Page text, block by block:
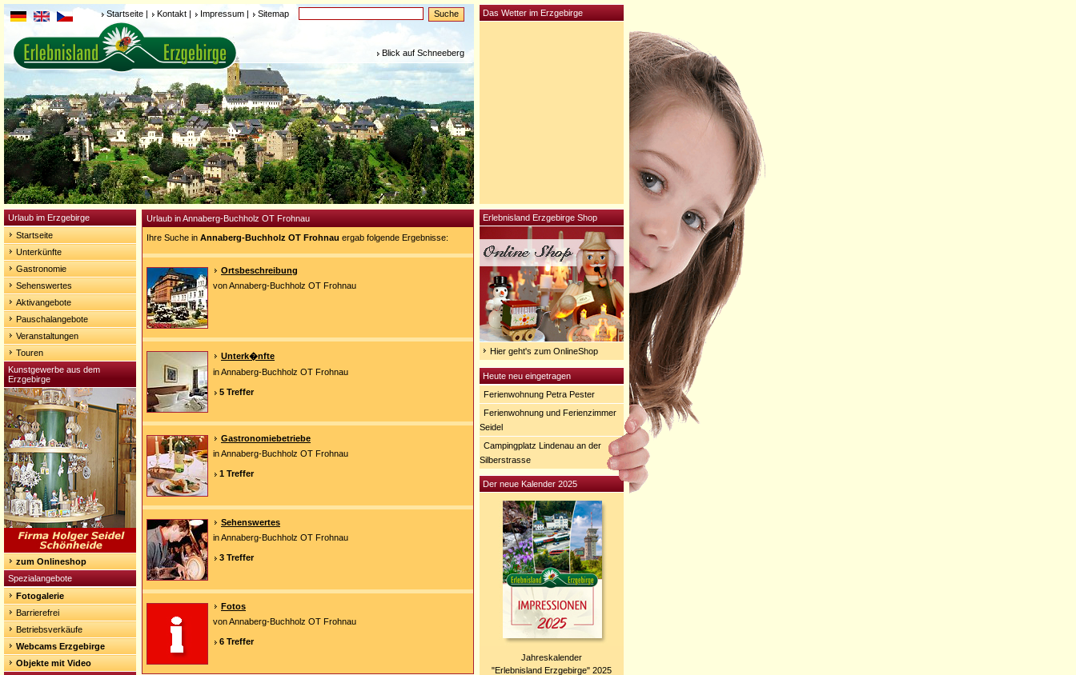
Startseite | Kontakt | Impressum | Sitemap
Blick auf Schneeberg
Urlaub im Erzgebirge
Startseite
Unterkünfte
Gastronomie
Sehenswertes
Aktivangebote
Pauschalangebote
Veranstaltungen
Touren
Kunstgewerbe aus dem
Erzgebirge
zum Onlineshop
Spezialangebote
Fotogalerie
Barrierefrei
Betriebsverkäufe
Webcams Erzgebirge
Objekte mit Video
Urlaub in Annaberg-Buchholz OT Frohnau
Ihre Suche in Annaberg-Buchholz OT Frohnau ergab folgende Ergebnisse:
Ortsbeschreibung
von Annaberg-Buchholz OT Frohnau
Unterk�nfte
in Annaberg-Buchholz OT Frohnau
5 Treffer
Gastronomiebetriebe
in Annaberg-Buchholz OT Frohnau
1 Treffer
Sehenswertes
in Annaberg-Buchholz OT Frohnau
3 Treffer
Fotos
von Annaberg-Buchholz OT Frohnau
6 Treffer
Erlebnisland Erzgebirge Shop
Hier geht's zum OnlineShop
Heute neu eingetragen
Ferienwohnung Petra Pester
Ferienwohnung und Ferienzimmer
Seidel
Campingplatz Lindenau an der
Silberstrasse
Der neue Kalender 2025
Jahreskalender
"Erlebnisland Erzgebirge" 2025
Das Wetter im Erzgebirge